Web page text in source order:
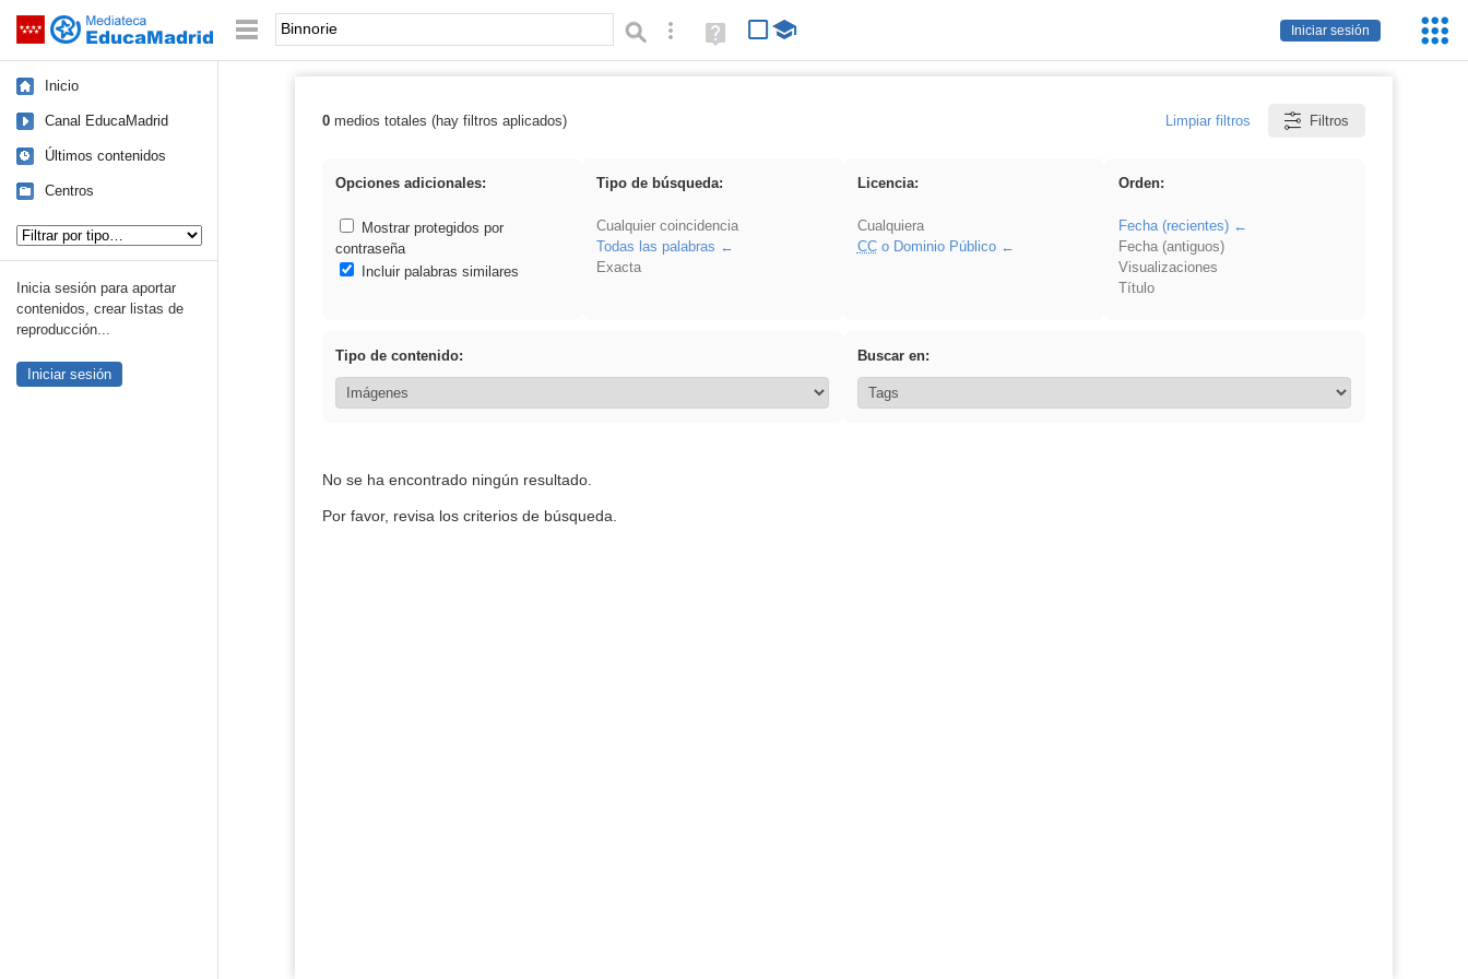
Saltar navegación
Iniciar sesión
Palabra o frase: Búsqueda avanzada
Ayuda
(en
Inicio
Canal EducaMadrid
Últimos contenidos
Centros
Inicia sesión para aportar
contenidos, crear listas de
reproducción...
Iniciar sesión
Resultados de: Binnorie
0medios totales (hay filtros aplicados) Limpiar filtros Filtros
Opciones adicionales:
Mostrar protegidos por
contraseña
Incluir palabras similares
Tipo de búsqueda:
Cualquier coincidencia
Todas las palabras
Exacta
Licencia:
Cualquiera
CCo Dominio Público
Orden:
Fecha (recientes)
Fecha (antiguos)
Visualizaciones
Título
Tipo de contenido: Buscar en:
No se ha encontrado ningún resultado.
Por favor, revisa los criterios de búsqueda.